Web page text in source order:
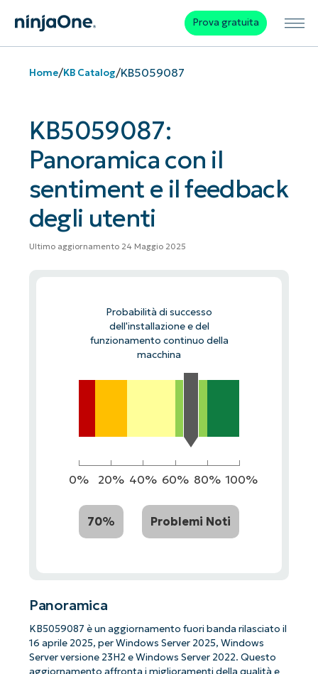
Prova gratuita
Home/KB Catalog/KB5059087
KB5059087:
Panoramica con il
sentiment e il feedback
degli utenti
Ultimo aggiornamento 24 Maggio 2025
Probabilità di successo
dell'installazione e del
funzionamento continuo della
macchina
0% 20% 40% 60% 80% 100%
70% Problemi Noti
Panoramica
KB5059087 è un aggiornamento fuori banda rilasciato il
16 aprile 2025, per Windows Server 2025, Windows
Server versione 23H2 e Windows Server 2022. Questo